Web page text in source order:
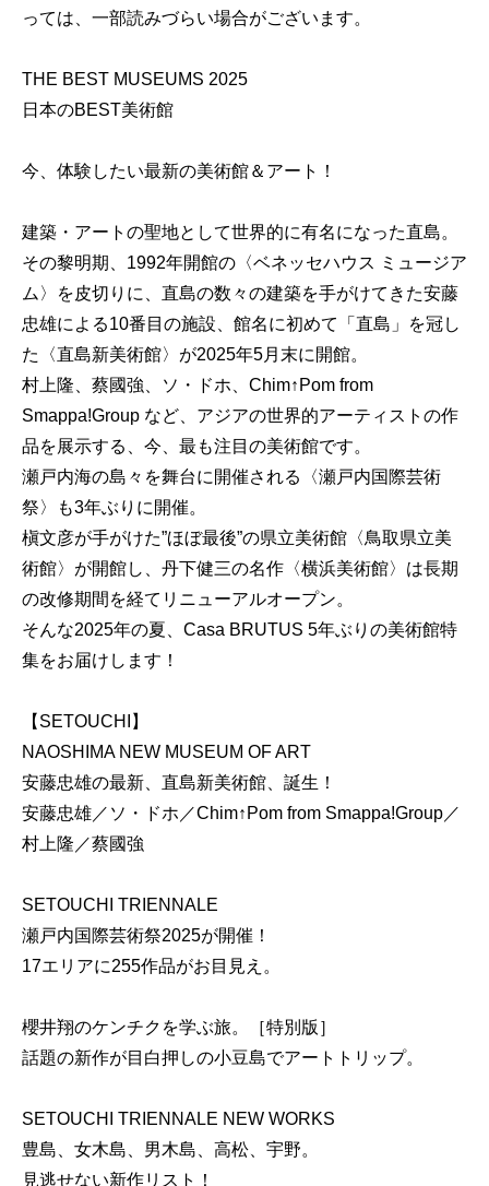
っては、一部読みづらい場合がございます。
THE BEST MUSEUMS 2025
日本のBEST美術館
今、体験したい最新の美術館＆アート！
建築・アートの聖地として世界的に有名になった直島。
その黎明期、1992年開館の〈ベネッセハウス ミュージア
ム〉を皮切りに、直島の数々の建築を手がけてきた安藤
忠雄による10番目の施設、館名に初めて「直島」を冠し
た〈直島新美術館〉が2025年5月末に開館。
村上隆、蔡國強、ソ・ドホ、Chim↑Pom from
Smappa!Group など、アジアの世界的アーティストの作
品を展示する、今、最も注目の美術館です。
瀬戸内海の島々を舞台に開催される〈瀬戸内国際芸術
祭〉も3年ぶりに開催。
槇文彦が手がけた”ほぼ最後”の県立美術館〈鳥取県立美
術館〉が開館し、丹下健三の名作〈横浜美術館〉は長期
の改修期間を経てリニューアルオープン。
そんな2025年の夏、Casa BRUTUS 5年ぶりの美術館特
集をお届けします！
【SETOUCHI】
NAOSHIMA NEW MUSEUM OF ART
安藤忠雄の最新、直島新美術館、誕生！
安藤忠雄／ソ・ドホ／Chim↑Pom from Smappa!Group／
村上隆／蔡國強
SETOUCHI TRIENNALE
瀬戸内国際芸術祭2025が開催！
17エリアに255作品がお目見え。
櫻井翔のケンチクを学ぶ旅。［特別版］
話題の新作が目白押しの小豆島でアートトリップ。
SETOUCHI TRIENNALE NEW WORKS
豊島、女木島、男木島、高松、宇野。
見逃せない新作リスト！